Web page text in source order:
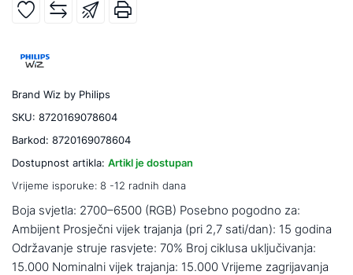
Brand Wiz by Philips
SKU: 8720169078604
Barkod: 8720169078604
Dostupnost artikla: Artikl je dostupan
Vrijeme isporuke: 8 -12 radnih dana
Boja svjetla: 2700–6500 (RGB) Posebno pogodno za:
Ambijent Prosječni vijek trajanja (pri 2,7 sati/dan): 15 godina
Održavanje struje rasvjete: 70% Broj ciklusa uključivanja:
15.000 Nominalni vijek trajanja: 15.000 Vrijeme zagrijavanja